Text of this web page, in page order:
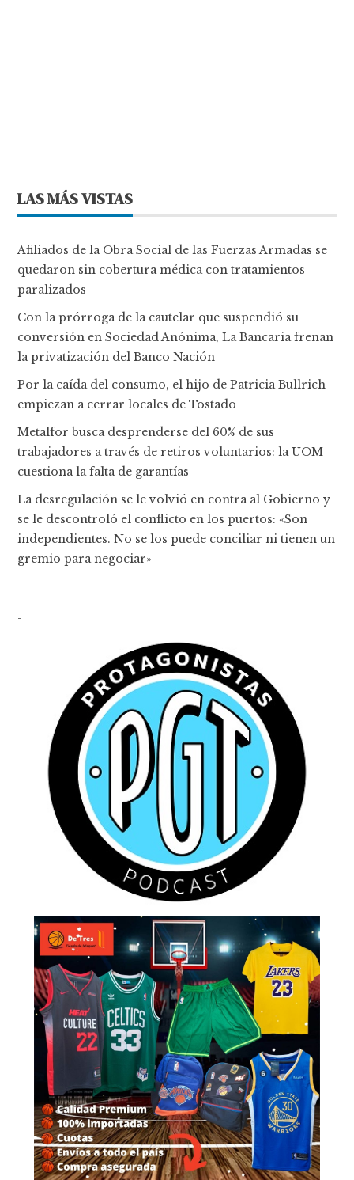
LAS MÁS VISTAS
Afiliados de la Obra Social de las Fuerzas Armadas se
quedaron sin cobertura médica con tratamientos
paralizados
Con la prórroga de la cautelar que suspendió su
conversión en Sociedad Anónima, La Bancaria frenan
la privatización del Banco Nación
Por la caída del consumo, el hijo de Patricia Bullrich
empiezan a cerrar locales de Tostado
Metalfor busca desprenderse del 60% de sus
trabajadores a través de retiros voluntarios: la UOM
cuestiona la falta de garantías
La desregulación se le volvió en contra al Gobierno y
se le descontroló el conflicto en los puertos: «Son
independientes. No se los puede conciliar ni tienen un
gremio para negociar»
-